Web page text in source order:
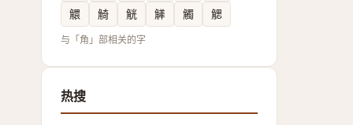
䚪
觭 觥 觲 觸 䚡
与「角」部相关的字
热搜